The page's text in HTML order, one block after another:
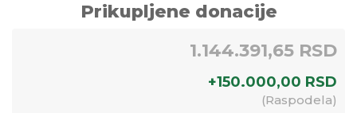
Prikupljene donacije
1.144.391,65 RSD
+150.000,00 RSD
(Raspodela)